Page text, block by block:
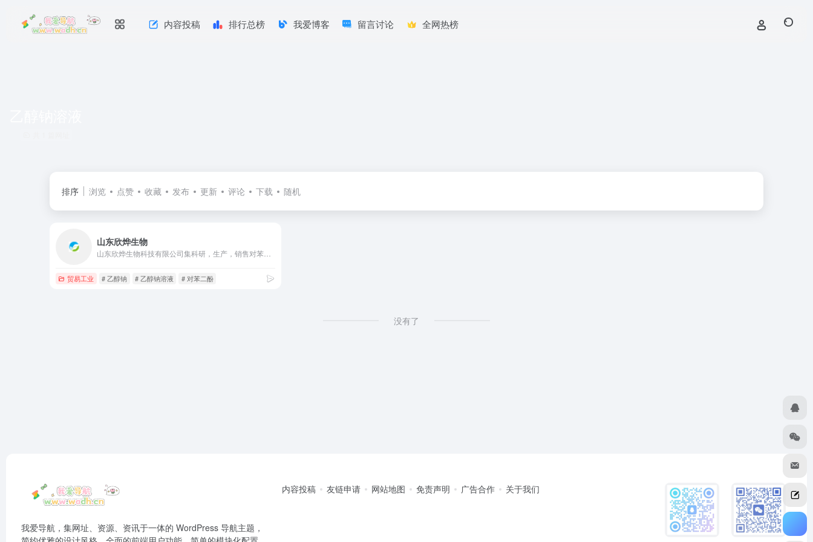
内容投稿 排行总榜 我爱博客 留言讨论 全网热榜
排序 浏览 点赞 收藏 发布 更新 评论 下载 随机
山东欣烨生物
贸易工业 # 乙醇钠 # 乙醇钠溶液 # 对苯二酚
没有了
我爱导航，集网址、资源、资讯于一体的 WordPress 导航主题，
内容投稿 友链申请 网站地图 免责声明 广告合作 关于我们